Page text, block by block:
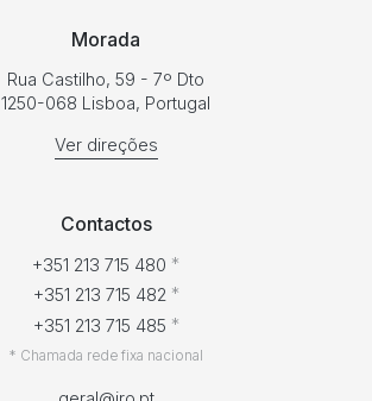
Morada
Rua Castilho, 59 - 7º Dto
1250-068 Lisboa, Portugal
Ver direções
Contactos
+351 213 715 480 *
+351 213 715 482 *
+351 213 715 485 *
* Chamada rede fixa nacional